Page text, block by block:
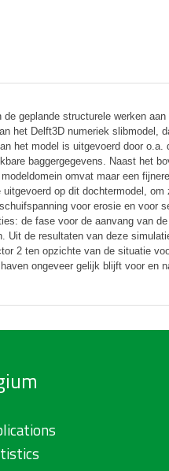
geplande structurele werken
het Delft3D numeriek slibmodel,
het model is uitgevoerd door o.a.
baggergegevens. Naast het
omvat maar een
op dit dochtermodel,
voor erosie en voor
de fase voor de aanvang van
de resultaten van deze
2 ten opzichte van de situatie
ongeveer gelijk blijft voor en